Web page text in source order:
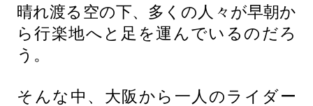
晴れ渡る空の下、多くの人々が早朝か
ら行楽地へと足を運んでいるのだろ
う。
そんな中、大阪から一人のライダー